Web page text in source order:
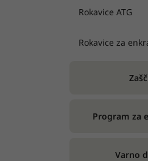
Rokavice ATG
Rokavice za
Program za
Varno